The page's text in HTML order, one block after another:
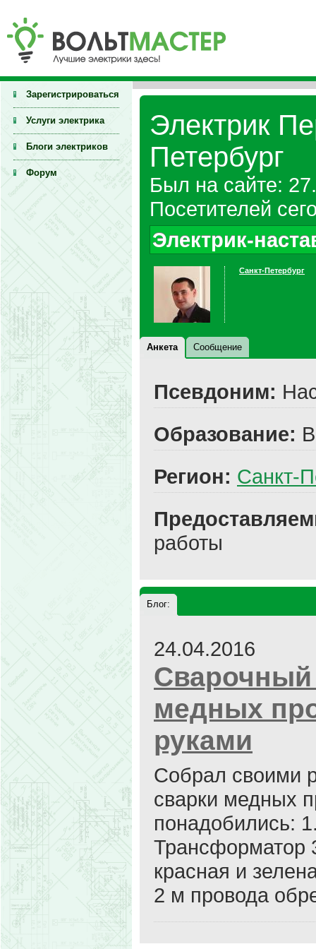
Зарегистрироваться
Услуги электрика
Блоги электриков
Форум
Электрик
Петербург
Был на сайте:
Посетителей
Электрик-
Санкт-Петербург
Анкета Сообщение
Псевдоним:
Образование:
Регион: Санкт-
работы
Блог:
24.04.2016
Сварочный
медных
руками
Собрал своими
сварки медных
понадобились:
Трансформатор
красная и
2 м провода